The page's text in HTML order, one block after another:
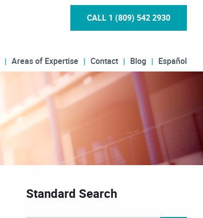
CALL 1 (809) 542 2930
Areas of Expertise Contact Blog Español
Standard Search